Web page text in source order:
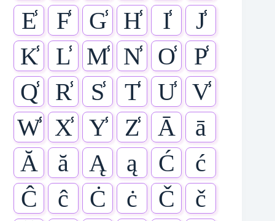
E̾
F̾ G̾ H̾ I̾
J̾
K̾
L̾ M̾ N̾ O̾
P̾
Q̾
R̾ S̾ T̾ U̾
V̾
W̾ X̾ Y̾ Z̾ Ā
ā
Ă
ă Ą ą Ć
ć
Ĉ
ĉ Ċ ċ Č
č